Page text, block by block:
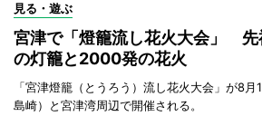
見る・遊ぶ
宮津で「燈籠流し花火大会」
の灯籠と2000発の花火
「宮津燈籠（とうろう）流し花火大会」が8
島崎）と宮津湾周辺で開催される。